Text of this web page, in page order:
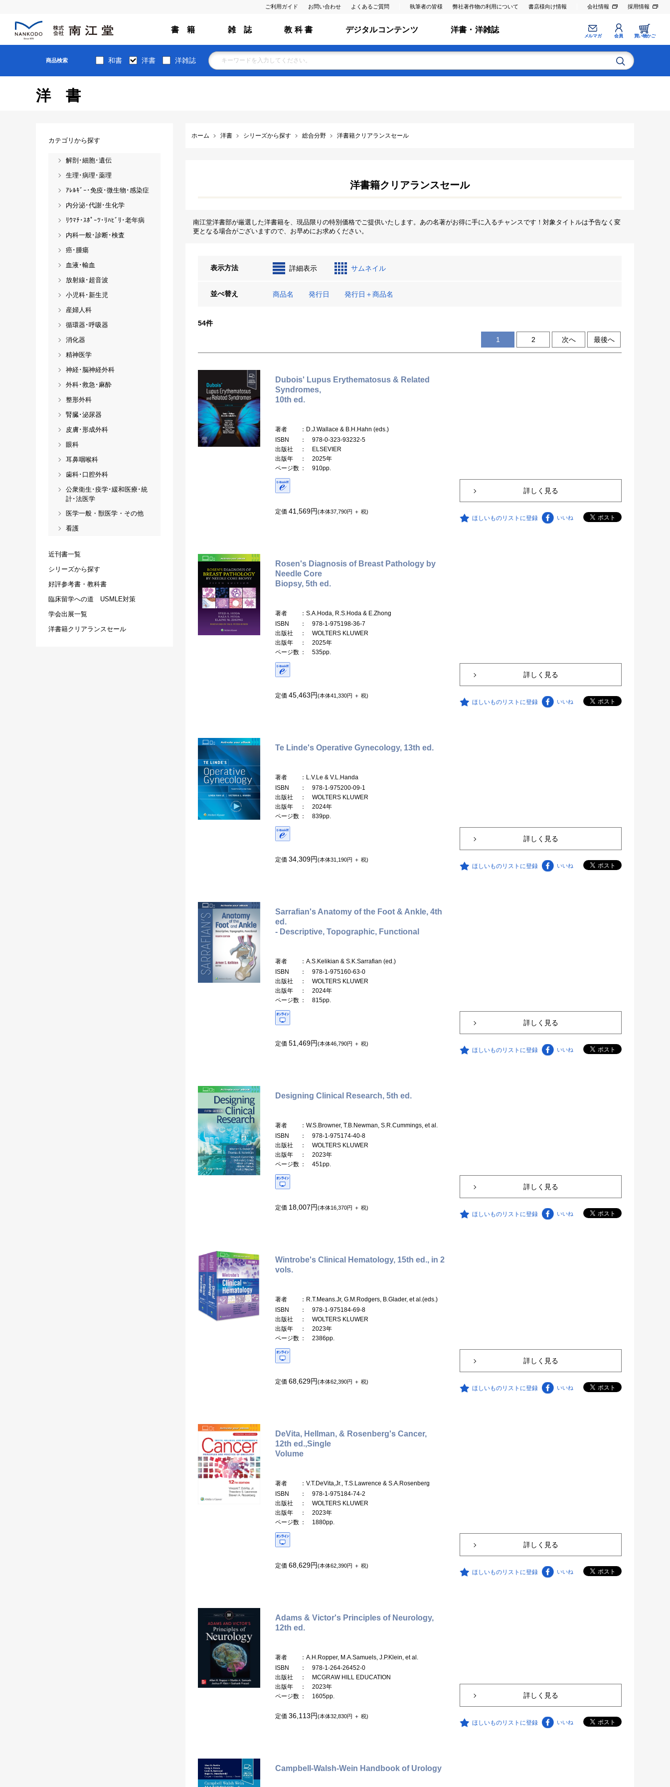
ご利用ガイド お問い合わせ よくあるご質問 執筆者の皆様 弊社著作物の利用について 書店様向け情報 会社情報 採用情報
書 籍 雑 誌 教 科 書 デジタルコンテンツ 洋書・洋雑誌
メルマガ 会員 買い物かご
商品検索 和書 洋書 洋雑誌
洋書
ホーム 洋書 シリーズから探す 総合分野 洋書籍クリアランスセール
洋書籍クリアランスセール
南江堂洋書部が厳選した洋書籍を、現品限りの特別価格でご提供いたします。あの名著がお得に手に入るチャンスです！対象タイトルは予告なく変
更となる場合がございますので、お早めにお求めください。
表示方法 詳細表示 サムネイル
並べ替え 商品名 発行日 発行日＋商品名
54件
1 2 次へ 最後へ
Dubois' Lupus Erythematosus & Related
Syndromes,
10th ed.
著者
：D.J.Wallace & B.H.Hahn (eds.)
ISBN
： 978-0-323-93232-5
出版社
： ELSEVIER
出版年
： 2025年
ページ数 ： 910pp.
定価 41,569円(本体37,790円 ＋ 税)
詳しく見る
ほしいものリストに登録 いいね
Rosen's Diagnosis of Breast Pathology by
Needle Core
Biopsy, 5th ed.
著者
：S.A.Hoda, R.S.Hoda & E.Zhong
ISBN
： 978-1-975198-36-7
出版社
： WOLTERS KLUWER
出版年
： 2025年
ページ数 ： 535pp.
定価 45,463円(本体41,330円 ＋ 税)
詳しく見る
ほしいものリストに登録 いいね
Te Linde's Operative Gynecology, 13th ed.
著者
：L.V.Le & V.L.Handa
ISBN
： 978-1-975200-09-1
出版社
： WOLTERS KLUWER
出版年
： 2024年
ページ数 ： 839pp.
定価 34,309円(本体31,190円 ＋ 税)
詳しく見る
ほしいものリストに登録 いいね
Sarrafian's Anatomy of the Foot & Ankle, 4th
ed.
- Descriptive, Topographic, Functional
著者
：A.S.Kelikian & S.K.Sarrafian (ed.)
ISBN
： 978-1-975160-63-0
出版社
： WOLTERS KLUWER
出版年
： 2024年
ページ数 ： 815pp.
定価 51,469円(本体46,790円 ＋ 税)
詳しく見る
ほしいものリストに登録 いいね
Designing Clinical Research, 5th ed.
著者
：W.S.Browner, T.B.Newman, S.R.Cummings, et al.
ISBN
： 978-1-975174-40-8
出版社
： WOLTERS KLUWER
出版年
： 2023年
ページ数 ： 451pp.
定価 18,007円(本体16,370円 ＋ 税)
詳しく見る
ほしいものリストに登録 いいね
Wintrobe's Clinical Hematology, 15th ed., in 2
vols.
著者
：R.T.Means.Jr, G.M.Rodgers, B.Glader, et al.(eds.)
ISBN
： 978-1-975184-69-8
出版社
： WOLTERS KLUWER
出版年
： 2023年
ページ数 ： 2386pp.
定価 68,629円(本体62,390円 ＋ 税)
詳しく見る
ほしいものリストに登録 いいね
DeVita, Hellman, & Rosenberg's Cancer,
12th ed.,Single
Volume
著者
：V.T.DeVita,Jr., T.S.Lawrence & S.A.Rosenberg
ISBN
： 978-1-975184-74-2
出版社
： WOLTERS KLUWER
出版年
： 2023年
ページ数 ： 1880pp.
定価 68,629円(本体62,390円 ＋ 税)
詳しく見る
ほしいものリストに登録 いいね
Adams & Victor's Principles of Neurology,
12th ed.
著者
：A.H.Ropper, M.A.Samuels, J.P.Klein, et al.
ISBN
： 978-1-264-26452-0
出版社
： MCGRAW HILL EDUCATION
出版年
： 2023年
ページ数 ： 1605pp.
定価 36,113円(本体32,830円 ＋ 税)
詳しく見る
ほしいものリストに登録 いいね
Campbell-Walsh-Wein Handbook of Urology
カテゴリから探す
解剖･細胞･遺伝
生理･病理･薬理
ｱﾚﾙｷﾞｰ･免疫･微生物･感染症
内分泌･代謝･生化学
ﾘｳﾏﾁ･ｽﾎﾟｰﾂ･ﾘﾊﾋﾞﾘ･老年病
内科一般･診断･検査
癌･腫瘍
血液･輸血
放射線･超音波
小児科･新生児
産婦人科
循環器･呼吸器
消化器
精神医学
神経･脳神経外科
外科･救急･麻酔
整形外科
腎臓･泌尿器
皮膚･形成外科
眼科
耳鼻咽喉科
歯科･口腔外科
公衆衛生･疫学･緩和医療･統
計･法医学
医学一般・獣医学・その他
看護
近刊書一覧
シリーズから探す
好評参考書・教科書
臨床留学への道 USMLE対策
学会出展一覧
洋書籍クリアランスセール